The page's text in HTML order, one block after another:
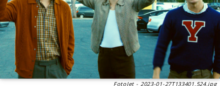
FotoJet - 2023-01-27T133401.524.jpg